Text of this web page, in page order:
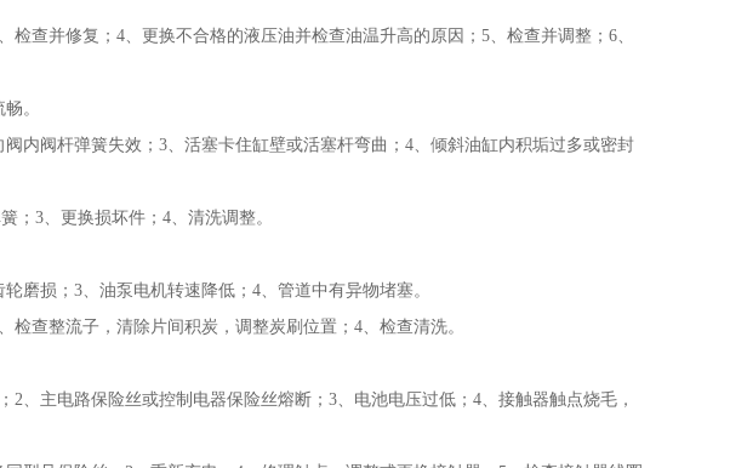
查并修复；4、更换不合格的液压油并检查油温升高的原因；5、检查并调整；6、
。
杆弹簧失效；3、活塞卡住缸壁或活塞杆弯曲；4、倾斜油缸内积垢过多或密封
3、更换损坏件；4、清洗调整。
；3、油泵电机转速降低；4、管道中有异物堵塞。
查整流子，清除片间积炭，调整炭刷位置；4、检查清洗。
电路保险丝或控制电器保险丝熔断；3、电池电压过低；4、接触器触点烧毛，